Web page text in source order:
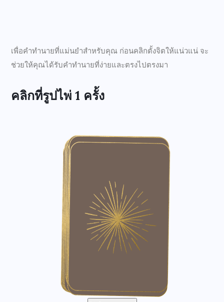
เพื่อคำทำนายที่แม่นยำสำหรับคุณ ก่อนคลิกตั้งจิตให้แน่วแน่ จะ
ช่วยให้คุณได้รับคำทำนายที่ง่ายและตรงไปตรงมา
คลิกที่รูปไพ่ 1 ครั้ง